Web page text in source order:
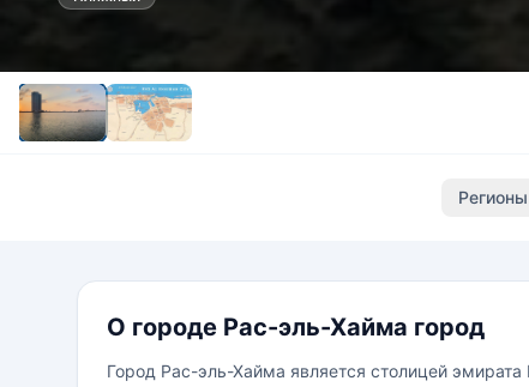
Регионы
О городе Рас-эль-Хайма город
Город Рас-эль-Хайма является столицей